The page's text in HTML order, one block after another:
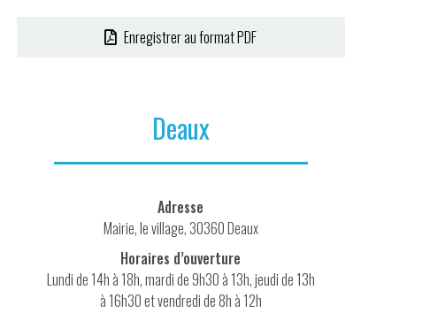
Enregistrer au format PDF
Deaux
Adresse
Mairie, le village, 30360 Deaux
Horaires d’ouverture
Lundi de 14h à 18h, mardi de 9h30 à 13h, jeudi de 13h
à 16h30 et vendredi de 8h à 12h